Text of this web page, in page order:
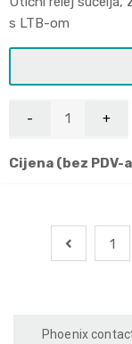
s LTB-om
Cijena (bez PDV-
1
Phoenix